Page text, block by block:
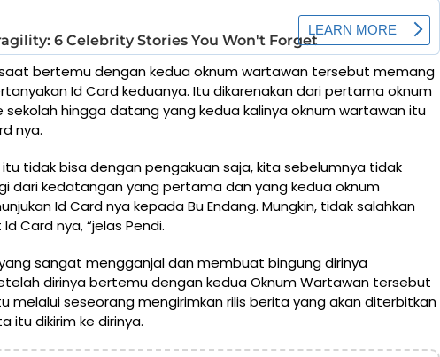
bertemu dengan kedua oknum wartawan tersebut memang
Id Card keduanya. Itu dikarenakan dari pertama oknum
hingga datang yang kedua kalinya oknum wartawan itu
nya.
tidak bisa dengan pengakuan saja, kita sebelumnya tidak
dari kedatangan yang pertama dan yang kedua oknum
Id Card nya kepada Bu Endang. Mungkin, tidak salahkan
Card nya, “jelas Pendi.
sangat mengganjal dan membuat bingung dirinya
dirinya bertemu dengan kedua Oknum Wartawan tersebut
melalui seseorang mengirimkan rilis berita yang akan diterbitkan
itu dikirim ke dirinya.